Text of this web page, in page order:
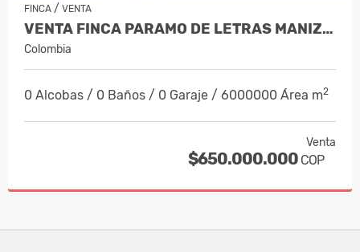
FINCA / VENTA
VENTA FINCA PARAMO DE LETRAS MANIZAL…
Colombia
0 Alcobas / 0 Baños / 0 Garaje / 6000000 Área m2
Venta
$650.000.000 COP